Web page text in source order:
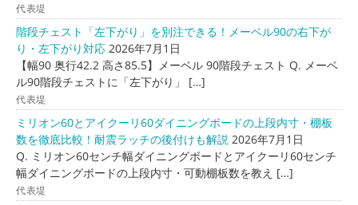
代表堤
階段チェスト「左下がり」を別注できる！メーベル90の右下が
り・左下がり対応 2026年7月1日
【幅90 奥行42.2 高さ85.5】メーベル 90階段チェスト Q. メーベ
ル90階段チェストに「左下がり」 […]
代表堤
ミリオン60とアイクーリ60ダイニングボードの上段内寸・棚板
数を徹底比較！耐震ラッチの後付けも解説 2026年7月1日
Q. ミリオン60センチ幅ダイニングボードとアイクーリ60センチ
幅ダイニングボードの上段内寸・可動棚板数を教え […]
代表堤